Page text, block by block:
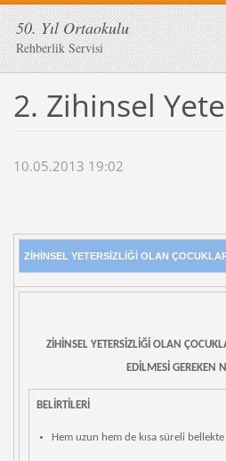
50. Yıl Ortaokulu
Rehberlik Servisi
2. Zihinsel
10.05.2013 19:02
ZİHİNSEL YETERSİZLİĞİ OLAN
ZİHİNSEL YETERSİZLİĞİ OLAN
EDİLMESİ GEREKEN
BELİRTİLERİ
Hem uzun hem de kısa süreli